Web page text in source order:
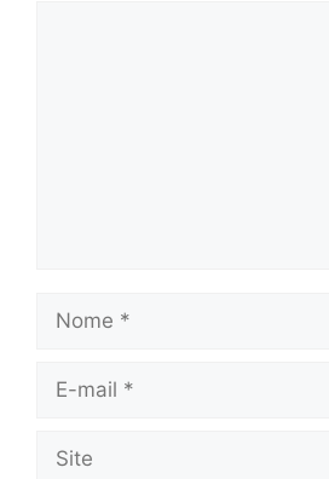
Nome
E-
Site